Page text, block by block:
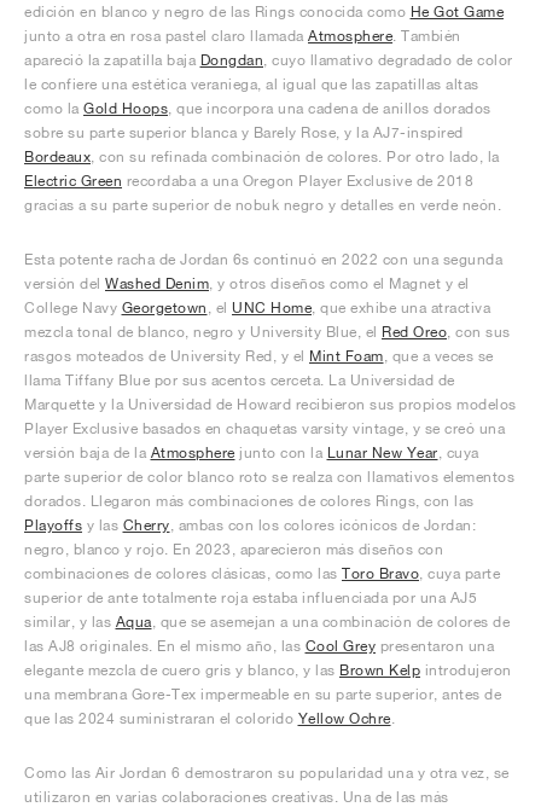
edición en blanco y negro de las Rings conocida como He Got Game
junto a otra en rosa pastel claro llamada Atmosphere . También
apareció la zapatilla baja Dongdan , cuyo llamativo degradado de color
le confiere una estética veraniega, al igual que las zapatillas altas
como la Gold Hoops , que incorpora una cadena de anillos dorados
sobre su parte superior blanca y Barely Rose, y la AJ7-inspired
Bordeaux , con su refinada combinación de colores. Por otro lado, la
Electric Green recordaba a una Oregon Player Exclusive de 2018
gracias a su parte superior de nobuk negro y detalles en verde neón.
Esta potente racha de Jordan 6s continuó en 2022 con una segunda
versión del Washed Denim , y otros diseños como el Magnet y el
College Navy Georgetown , el UNC Home , que exhibe una atractiva
mezcla tonal de blanco, negro y University Blue, el Red Oreo , con sus
rasgos moteados de University Red, y el Mint Foam , que a veces se
llama Tiffany Blue por sus acentos cerceta. La Universidad de
Marquette y la Universidad de Howard recibieron sus propios modelos
Player Exclusive basados en chaquetas varsity vintage, y se creó una
versión baja de la Atmosphere junto con la Lunar New Year , cuya
parte superior de color blanco roto se realza con llamativos elementos
dorados. Llegaron más combinaciones de colores Rings, con las
Playoffs y las Cherry , ambas con los colores icónicos de Jordan:
negro, blanco y rojo. En 2023, aparecieron más diseños con
combinaciones de colores clásicas, como las Toro Bravo , cuya parte
superior de ante totalmente roja estaba influenciada por una AJ5
similar, y las Aqua , que se asemejan a una combinación de colores de
las AJ8 originales. En el mismo año, las Cool Grey presentaron una
elegante mezcla de cuero gris y blanco, y las Brown Kelp introdujeron
una membrana Gore-Tex impermeable en su parte superior, antes de
que las 2024 suministraran el colorido Yellow Ochre
Como las Air Jordan 6 demostraron su popularidad una y otra vez, se
utilizaron en varias colaboraciones creativas. Una de las más